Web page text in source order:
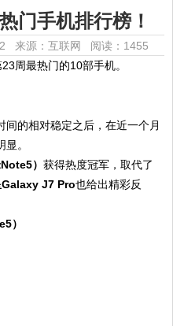
门手机排行榜！
来源：互联网 阅读：1455
周最热门的10部手机。
的相对稳定之后，在近一个月
。
）获得热度冠军，取代了
Galaxy J7 Pro也给出精彩反
）